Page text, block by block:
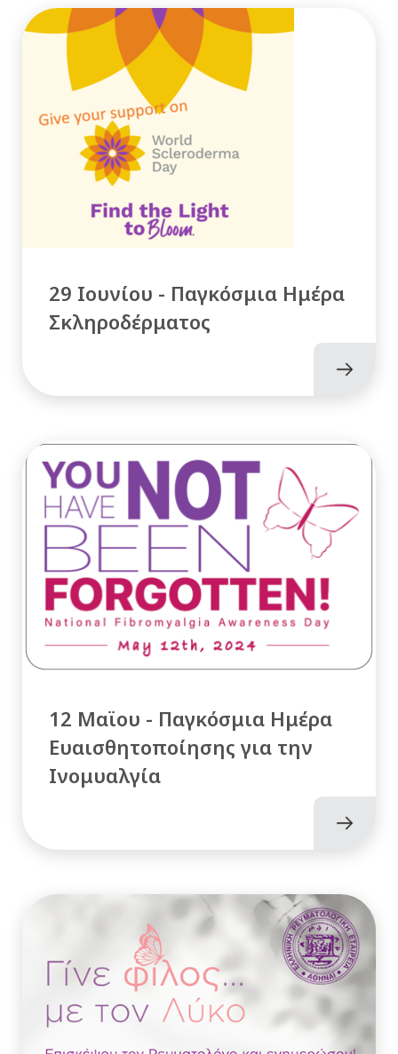
29 Ιουνίου - Παγκόσμια Ημέρα
Σκληροδέρματος
12 Μαϊου - Παγκόσμια Ημέρα
Ευαισθητοποίησης για την
Ινομυαλγία